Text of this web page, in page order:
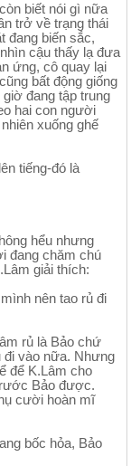
biết nói gì nữa
trở về trạng thái
đang biến sắc,
cậu thấy lạ đưa
ứng, cô quay lại
bất động giống
đang tập trung
hai con người
xuống ghế
tiếng-đó là
hểu nhưng
đang chăm chú
giải thích:
nên tao rủ đi
rủ là Bảo chứ
đi vào nữa. Nhưng
để K.Lâm cho
Bảo được.
cười hoàn mĩ
bốc hỏa, Bảo